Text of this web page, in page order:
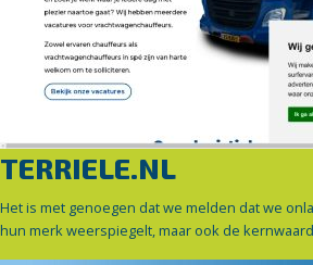
TERRIELE.NL
Het is met genoegen dat we melden dat we
hun merk weerspiegelt, maar ook de